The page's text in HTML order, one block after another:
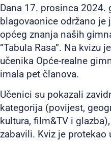
Dana 17. prosinca
blagovaonice održano je
općeg znanja naših
“Tabula Rasa”. Na kvizu
učenika Opće-realne
imala pet članova.
Učenici su pokazali
kategorija (povijest,
kultura, film&TV i
zabavili. Kviz je